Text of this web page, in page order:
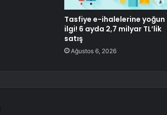
Tasfiye e-ihalelerine yoğun
ilgi! 6 ayda 2,7 milyar TL’lik
satış
Ağustos 6, 2026